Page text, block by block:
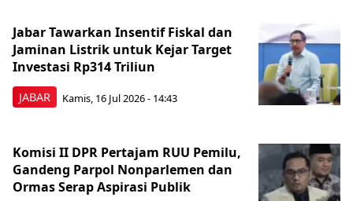
JABAR
Jabar Tawarkan Insentif Fiskal dan
Jaminan Listrik untuk Kejar Target
Investasi Rp314 Triliun
Kamis, 16 Jul 2026 - 14:43
Komisi II DPR Pertajam RUU Pemilu,
Gandeng Parpol Nonparlemen dan
Ormas Serap Aspirasi Publik